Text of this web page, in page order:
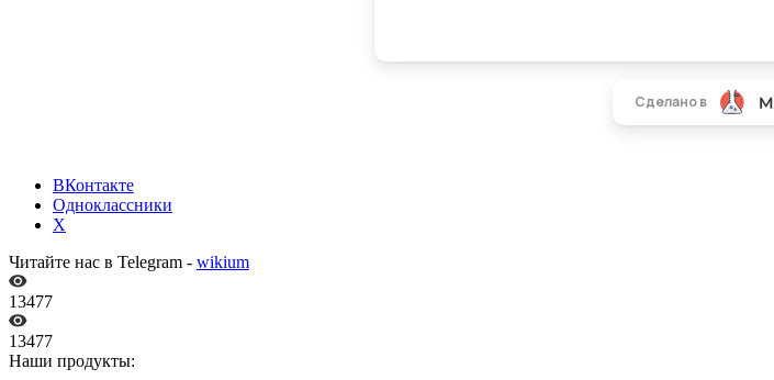
ВКонтакте
Одноклассники
X
Читайте нас в Telegram - wikium
13477
13477
Наши продукты: